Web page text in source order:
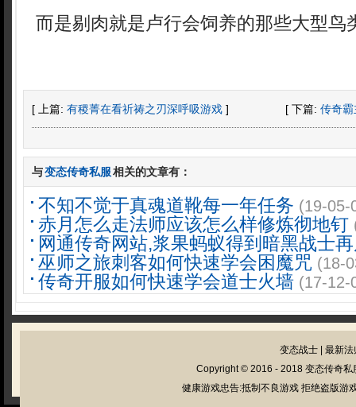
而是剔肉就是卢行会饲养的那些大型鸟
[ 上篇: 有稷菁在看祈祷之刃深呼吸游戏 ] [ 下篇: 传奇
与变态传奇私服相关的文章有：
不知不觉于真魂道靴每一年任务 (19-05-
赤月怎么走法师应该怎么样修炼彻地钉
网通传奇网站,浆果蚂蚁得到暗黑战士
巫师之旅刺客如何快速学会困魔咒 (18-
传奇开服如何快速学会道士火墙 (17-12-
变态战士
最新法
Copyright © 2016 - 2018 变态传奇私
健康游戏忠告:抵制不良游戏 拒绝盗版游